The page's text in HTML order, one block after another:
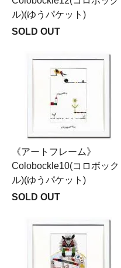
ル)(ゆうパケット)
SOLD OUT
《アートフレーム》
Colobockle10(コロボック
ル)(ゆうパケット)
SOLD OUT